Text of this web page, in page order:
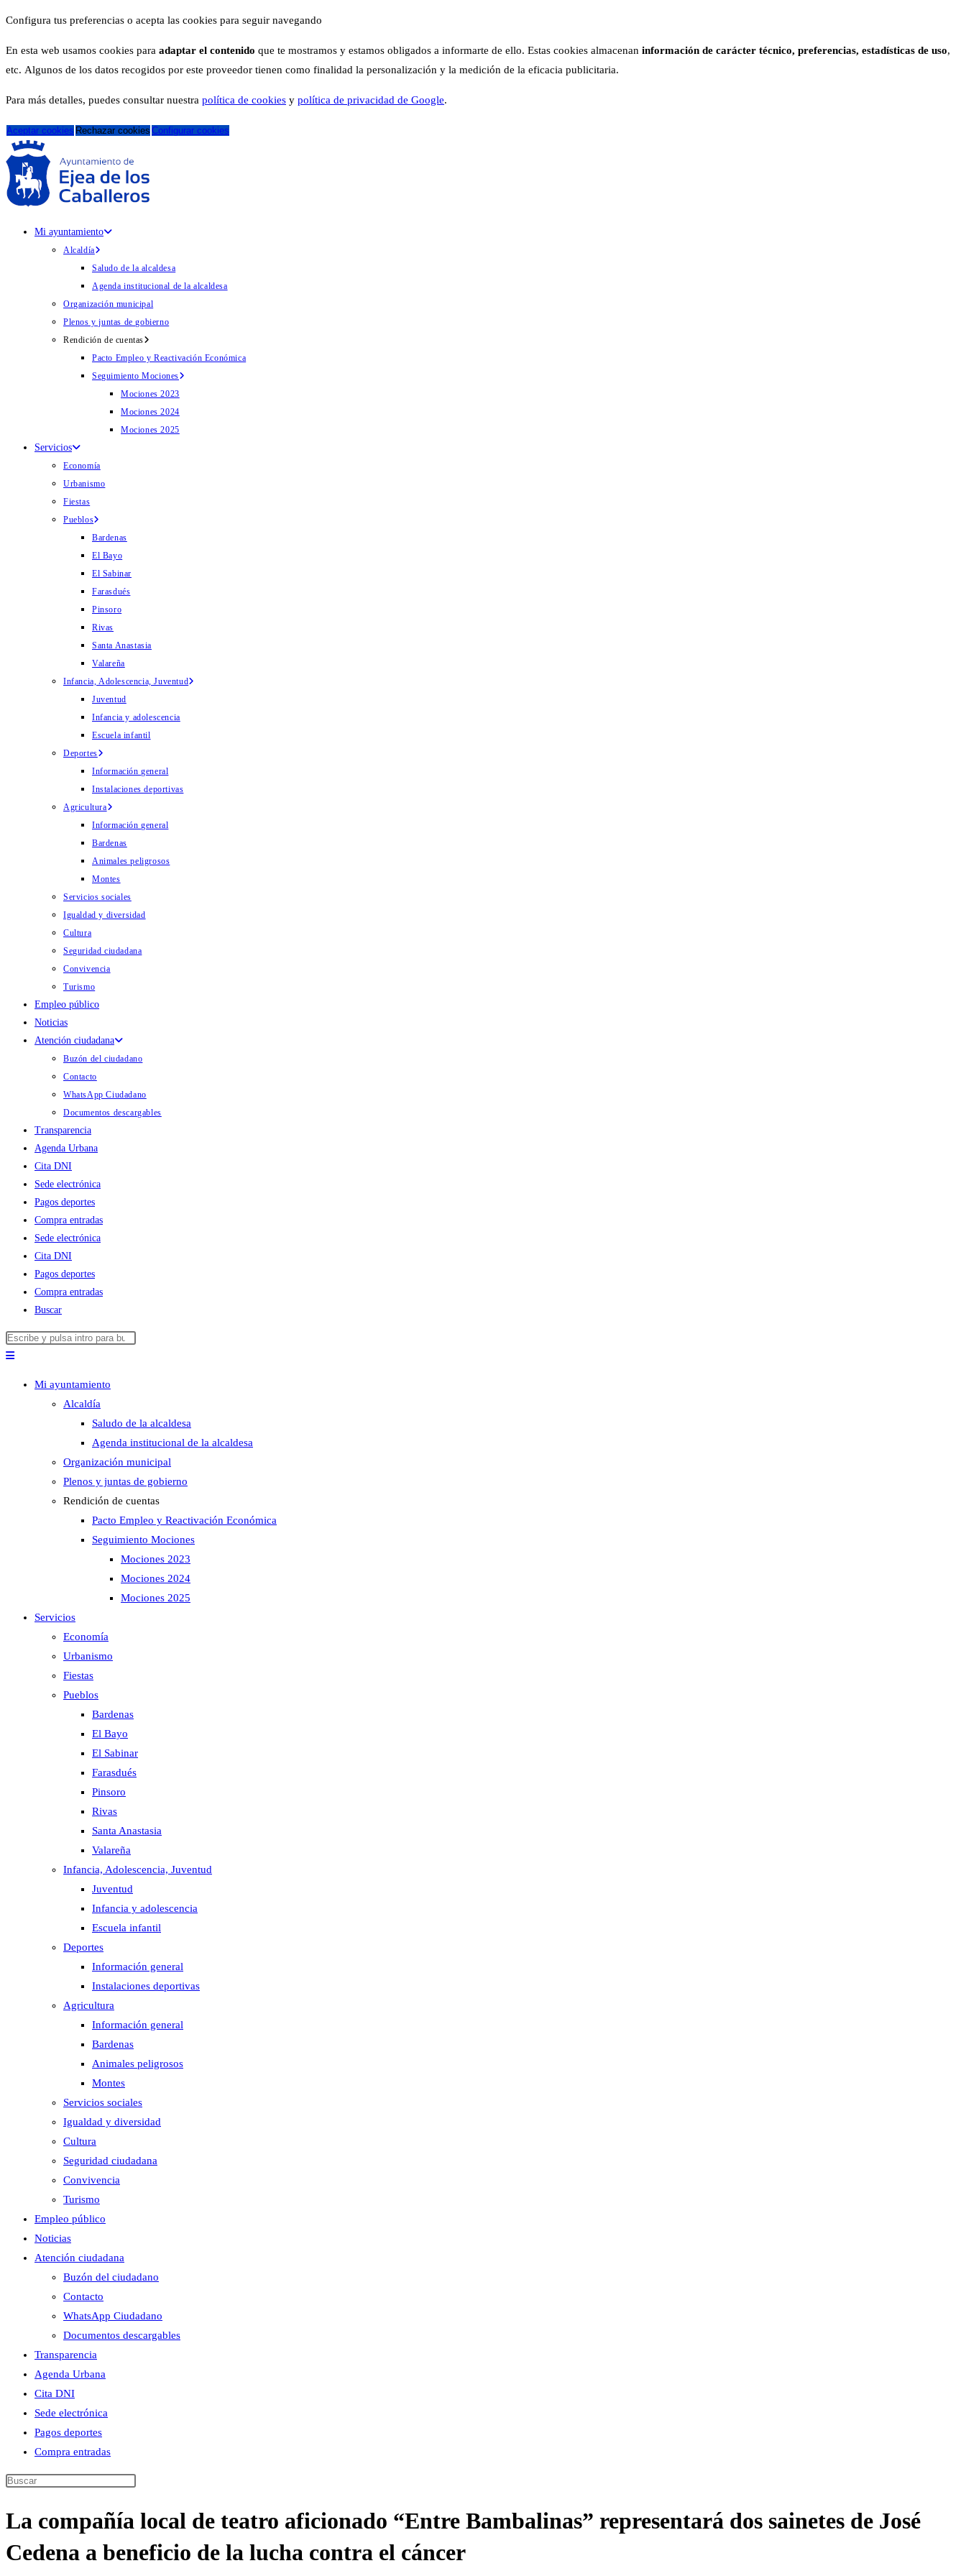
Configura tus preferencias o acepta las cookies para seguir navegando
En esta web usamos cookies para adaptar el contenido que te mostramos y estamos obligados a informarte de ello. Estas cookies almacenan información de carácter técnico, preferencias, estadísticas de uso,
etc. Algunos de los datos recogidos por este proveedor tienen como finalidad la personalización y la medición de la eficacia publicitaria.
Para más detalles, puedes consultar nuestra política de cookies y política de privacidad de Google.
Aceptar cookies Rechazar cookies Configurar cookies
Mi ayuntamiento
Alcaldía
Saludo de la alcaldesa
Agenda institucional de la alcaldesa
Organización municipal
Plenos y juntas de gobierno
Rendición de cuentas
Pacto Empleo y Reactivación Económica
Seguimiento Mociones
Mociones 2023
Mociones 2024
Mociones 2025
Servicios
Economía
Urbanismo
Fiestas
Pueblos
Bardenas
El Bayo
El Sabinar
Farasdués
Pinsoro
Rivas
Santa Anastasia
Valareña
Infancia, Adolescencia, Juventud
Juventud
Infancia y adolescencia
Escuela infantil
Deportes
Información general
Instalaciones deportivas
Agricultura
Información general
Bardenas
Animales peligrosos
Montes
Servicios sociales
Igualdad y diversidad
Cultura
Seguridad ciudadana
Convivencia
Turismo
Empleo público
Noticias
Atención ciudadana
Buzón del ciudadano
Contacto
WhatsApp Ciudadano
Documentos descargables
Transparencia
Agenda Urbana
Cita DNI
Sede electrónica
Pagos deportes
Compra entradas
Sede electrónica
Cita DNI
Pagos deportes
Compra entradas
Buscar
Buscar
en
panel
de
búsqueda.
Mi ayuntamiento
Alcaldía
Saludo de la alcaldesa
Agenda institucional de la alcaldesa
Organización municipal
Plenos y juntas de gobierno
Rendición de cuentas
Pacto Empleo y Reactivación Económica
Seguimiento Mociones
Mociones 2023
Mociones 2024
Mociones 2025
Servicios
Economía
Urbanismo
Fiestas
Pueblos
Bardenas
El Bayo
El Sabinar
Farasdués
Pinsoro
Rivas
Santa Anastasia
Valareña
Infancia, Adolescencia, Juventud
Juventud
Infancia y adolescencia
Escuela infantil
Deportes
Información general
Instalaciones deportivas
Agricultura
Información general
Bardenas
Animales peligrosos
Montes
Servicios sociales
Igualdad y diversidad
Cultura
Seguridad ciudadana
Convivencia
Turismo
Empleo público
Noticias
Atención ciudadana
Buzón del ciudadano
Contacto
WhatsApp Ciudadano
Documentos descargables
Transparencia
Agenda Urbana
Cita DNI
Sede electrónica
Pagos deportes
Compra entradas
Buscar
esta
La compañía local de teatro aficionado “Entre Bambalinas” representará dos sainetes de José
Cedena a beneficio de la lucha contra el cáncer